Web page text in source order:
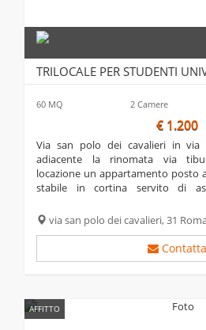
TRILOCALE PER STUDENTI
60 MQ 2 Camere
€ 1.200
via san polo dei cavalieri in via san polo dei cavalieri,
adiacente la rinomata via
locazione un appartamento posto
stabile in cortina servito di
letto, bagno con doccia e...
via san polo dei cavalieri, 31
Contatta
AFFITTO